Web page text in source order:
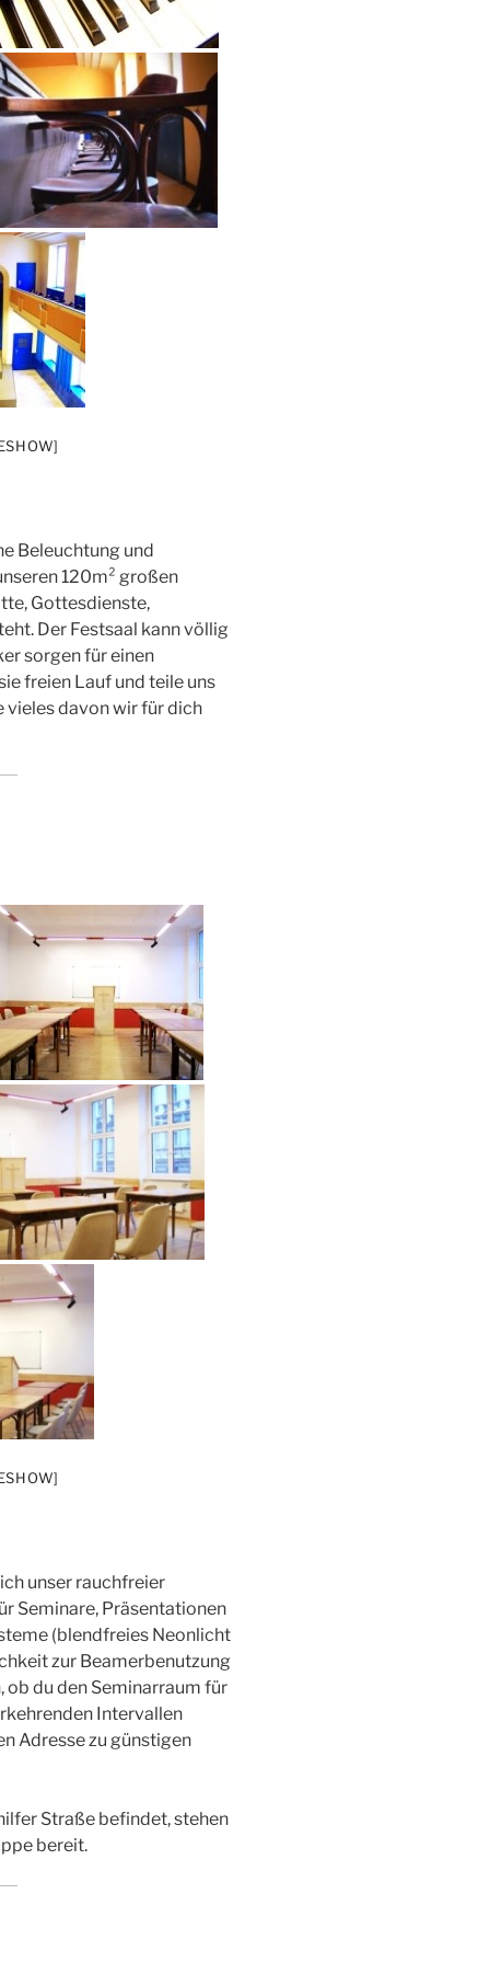
Beleuchtung und
120m² großen
Gottesdienste,
Der Festsaal kann völlig
sorgen für einen
freien Lauf und teile uns
vieles davon wir für dich
unser rauchfreier
Seminare, Präsentationen
(blendfreies Neonlicht
zur Beamerbenutzung
ob du den Seminarraum für
Intervallen
Adresse zu günstigen
Straße befindet, stehen
bereit.